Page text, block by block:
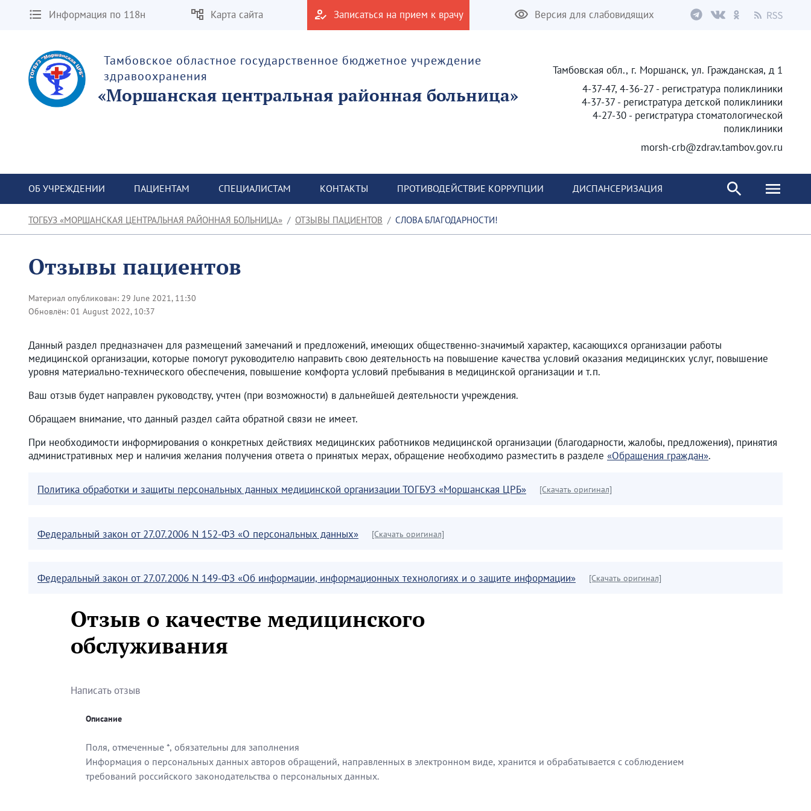
Информация по 118н Карта сайта Записаться на прием к врачу Версия для слабовидящих
Тамбовское областное государственное бюджетное учреждение
здравоохранения
«Моршанская центральная районная больница»
Тамбовская обл., г. Моршанск, ул. Гражданская, д 1
4-37-47, 4-36-27 - регистратура поликлиники
4-37-37 - регистратура детской поликлиники
4-27-30 - регистратура стоматологической
поликлиники
morsh-crb@zdrav.tambov.gov.ru
ОБ УЧРЕЖДЕНИИ ПАЦИЕНТАМ СПЕЦИАЛИСТАМ КОНТАКТЫ ПРОТИВОДЕЙСТВИЕ КОРРУПЦИИ ДИСПАНСЕРИЗАЦИЯ
ТОГБУЗ «МОРШАНСКАЯ ЦЕНТРАЛЬНАЯ РАЙОННАЯ БОЛЬНИЦА» ОТЗЫВЫ ПАЦИЕНТОВ СЛОВА БЛАГОДАРНОСТИ!
Отзывы пациентов
Материал опубликован: 29 June 2021, 11:30
Обновлён: 01 August 2022, 10:37
Данный раздел предназначен для размещений замечаний и предложений, имеющих общественно-значимый характер, касающихся организации работы
медицинской организации, которые помогут руководителю направить свою деятельность на повышение качества условий оказания медицинских услуг, повышение
уровня материально-технического обеспечения, повышение комфорта условий пребывания в медицинской организации и т.п.
Ваш отзыв будет направлен руководству, учтен (при возможности) в дальнейшей деятельности учреждения.
Обращаем внимание, что данный раздел сайта обратной связи не имеет.
При необходимости информирования о конкретных действиях медицинских работников медицинской организации (благодарности, жалобы, предложения), принятия
административных мер и наличия желания получения ответа о принятых мерах, обращение необходимо разместить в разделе «Обращения граждан».
Политика обработки и защиты персональных данных медицинской организации ТОГБУЗ «Моршанская ЦРБ» [Скачать оригинал]
Федеральный закон от 27.07.2006 N 152-ФЗ «О персональных данных» [Скачать оригинал]
Федеральный закон от 27.07.2006 N 149-ФЗ «Об информации, информационных технологиях и о защите информации» [Скачать оригинал]
Отзыв о качестве медицинского
обслуживания
Написать отзыв
Описание
Поля, отмеченные *, обязательны для заполнения
Информация о персональных данных авторов обращений, направленных в электронном виде, хранится и обрабатывается с соблюдением
требований российского законодательства о персональных данных.